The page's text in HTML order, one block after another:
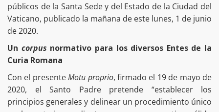
públicos de la Santa Sede y del Estado de la Ciudad del
Vaticano, publicado la mañana de este lunes, 1 de junio
de 2020.
Un corpus normativo para los diversos Entes de la
Curia Romana
Con el presenteMotu proprio, firmado el 19 de mayo de
2020, el Santo Padre pretende “establecer los
principios generales y delinear un procedimiento único